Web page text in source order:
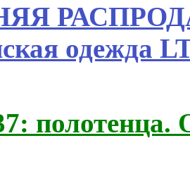
одежда